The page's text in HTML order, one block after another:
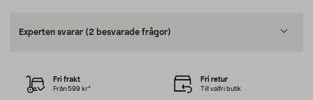
Experten svarar (2 besvarade frågor)
Fri frakt
Från 599 kr*
Fri retur
Till valfri butik